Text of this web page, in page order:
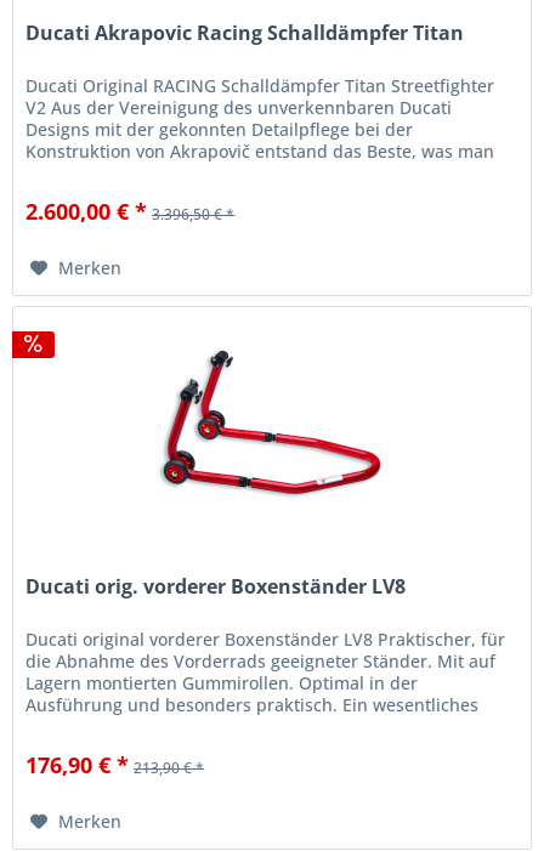
Ducati Akrapovic Racing Schalldämpfer Titan
Ducati Original RACING Schalldämpfer Titan Streetfighter
V2 Aus der Vereinigung des unverkennbaren Ducati
Designs mit der gekonnten Detailpflege bei der
Konstruktion von Akrapovič entstand das Beste, was man
2.600,00 € * 3.396,50 € *
Merken
Ducati orig. vorderer Boxenständer LV8
Ducati original vorderer Boxenständer LV8 Praktischer, für
die Abnahme des Vorderrads geeigneter Ständer. Mit auf
Lagern montierten Gummirollen. Optimal in der
Ausführung und besonders praktisch. Ein wesentliches
176,90 € * 213,90 € *
Merken